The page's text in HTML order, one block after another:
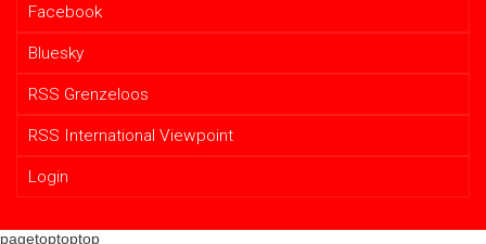
Facebook
Bluesky
RSS Grenzeloos
RSS International Viewpoint
Login
pagetoptoptop